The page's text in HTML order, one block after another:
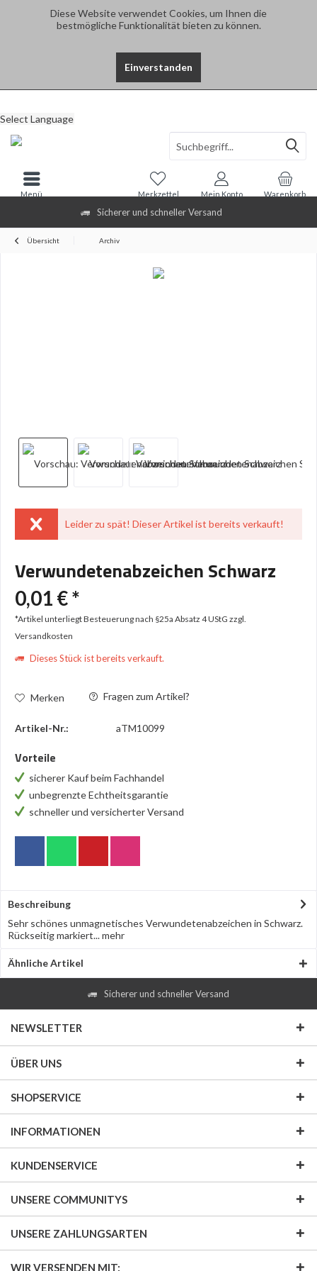
Diese Website verwendet Cookies, um Ihnen die
bestmögliche Funktionalität bieten zu können.
Einverstanden
Sicherer und schneller Versand
Select Language
Warenkorb
Merkzettel Mein Konto
Menü
Übersicht Archiv
Leider zu spät! Dieser Artikel ist bereits verkauft!
Verwundetenabzeichen Schwarz
0,01 € *
*Artikel unterliegt Besteuerung nach §25a Absatz 4 UStG zzgl.
Versandkosten
Dieses Stück ist bereits verkauft.
Merken Fragen zum Artikel?
Artikel-Nr.: aTM10099
Vorteile
sicherer Kauf beim Fachhandel
unbegrenzte Echtheitsgarantie
schneller und versicherter Versand
Beschreibung
Sehr schönes unmagnetisches Verwundetenabzeichen in Schwarz.
Rückseitig markiert...mehr
Ähnliche Artikel
Sicherer und schneller Versand
NEWSLETTER
ÜBER UNS
SHOPSERVICE
INFORMATIONEN
KUNDENSERVICE
UNSERE COMMUNITYS
UNSERE ZAHLUNGSARTEN
WIR VERSENDEN MIT: